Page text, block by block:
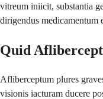
vitreum iniicit, substantia
dirigendus medicamentum
Quid
Afliberceptum plures
visionis iacturam ducere